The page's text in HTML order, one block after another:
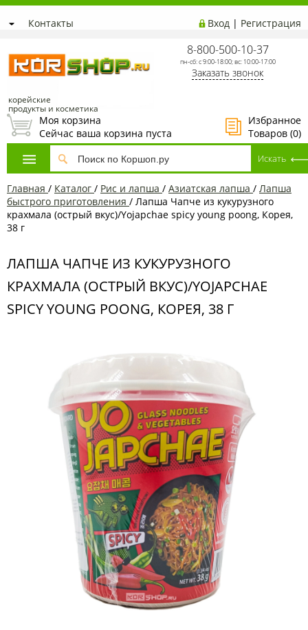
Контакты Вход | Регистрация
корейские
продукты и косметика
8-800-500-10-37
пн-сб: с 9:00-18:00; вс: 10:00-17:00
Заказать звонок
Избранное
Товаров (0)
Моя корзина
Сейчас ваша корзина пуста
Главная / Каталог / Рис и лапша / Азиатская лапша / Лапша
быстрого приготовления / Лапша Чапче из кукурузного
крахмала (острый вкус)/Yojapchae spicy young poong, Корея,
38 г
ЛАПША ЧАПЧЕ ИЗ КУКУРУЗНОГО
КРАХМАЛА (ОСТРЫЙ ВКУС)/YOJAPCHAE
SPICY YOUNG POONG, КОРЕЯ, 38 Г